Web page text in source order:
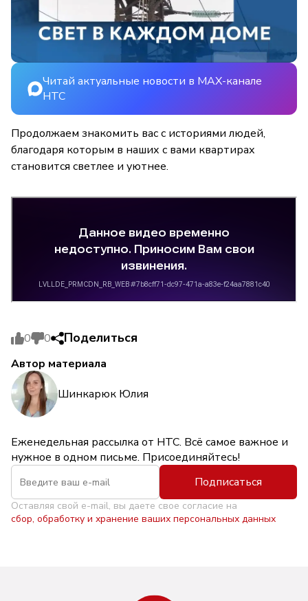
Читай актуальные новости в MAX-канале
НТС
Продолжаем знакомить вас с историями людей,
благодаря которым в наших с вами квартирах
становится светлее и уютнее.
0 0 Поделиться
Автор материала
Шинкарюк Юлия
Еженедельная рассылка от НТС. Всё самое важное и
нужное в одном письме. Присоединяйтесь!
Подписаться
Оставляя свой e-mail, вы даете свое согласие на
сбор, обработку и хранение ваших персональных данных